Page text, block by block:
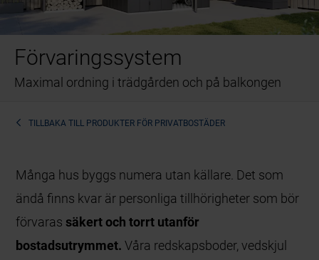
Förvaringssystem
Maximal ordning i trädgården och på balkongen
TILLBAKA TILL PRODUKTER FÖR PRIVATBOSTÄDER
Många hus byggs numera utan källare. Det som
ändå finns kvar är personliga tillhörigheter som bör
förvaras säkert och torrt utanför
bostadsutrymmet. Våra redskapsboder, vedskjul